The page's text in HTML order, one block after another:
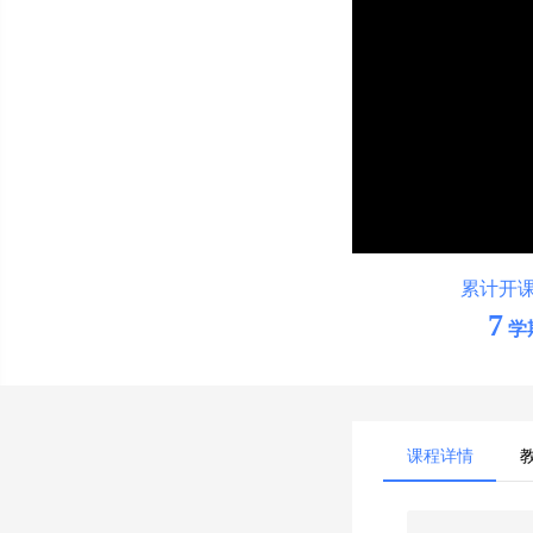
累计开
7 学
课程详情